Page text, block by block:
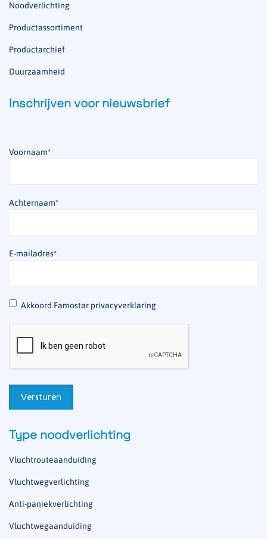
Noodverlichting
Productassortiment
Productarchief
Duurzaamheid
Inschrijven voor nieuwsbrief
Voornaam*
Achternaam*
E-mailadres*
* Akkoord Famostar privacyverklaring
Type noodverlichting
Vluchtrouteaanduiding
Vluchtwegverlichting
Anti-paniekverlichting
Vluchtwegaanduiding